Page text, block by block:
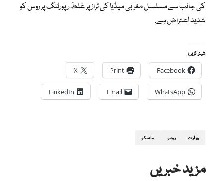
کی جانب سے مسلسل مغربی میڈیا کی تراز پر غلط رپورٹنگ پر روس کو
شدید اعتراض ہے.
شیئر کریں:
Facebook
Print
X
WhatsApp
Email
LinkedIn
بھارت روس ماسکو
مزید خبریں